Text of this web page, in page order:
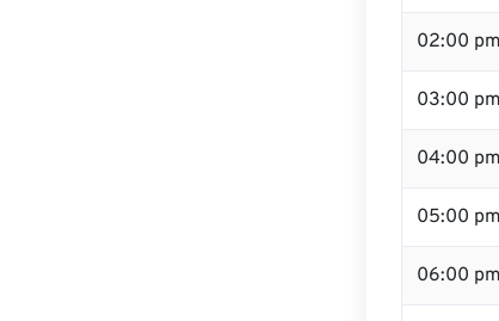
02:00
03:00
04:00
05:00
06:00